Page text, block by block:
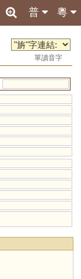
粵
普
單讀音字